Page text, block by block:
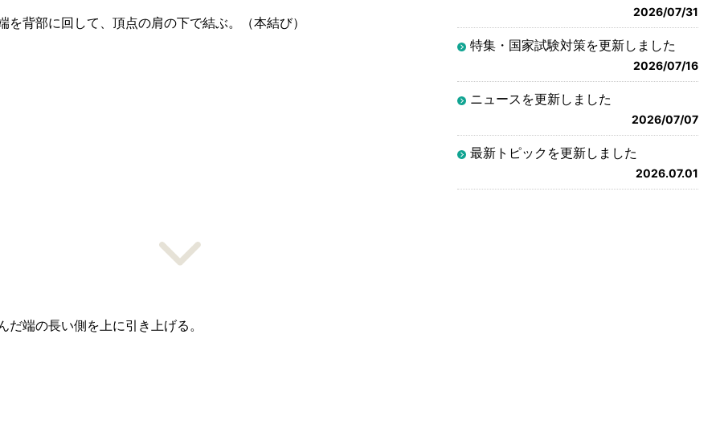
背部に回して、頂点の肩の下で結ぶ。（本結び）
端の長い側を上に引き上げる。
2026/07/31
特集・国家試験対策を更新しました
2026/07/16
ニュースを更新しました
2026/07/07
最新トピックを更新しました
2026.07.01